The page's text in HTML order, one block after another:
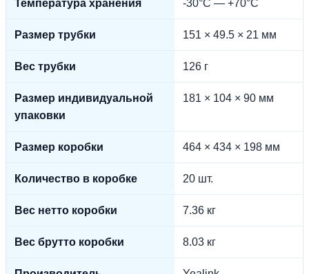
Температура хранения -30°C — +70°C
Размер трубки 151 × 49.5 × 21 мм
Вес трубки 126 г
Размер индивидуальной
упаковки
181 × 104 × 90 мм
Размер коробки 464 × 434 × 198 мм
Количество в коробке 20 шт.
Вес нетто коробки 7.36 кг
Вес брутто коробки 8.03 кг